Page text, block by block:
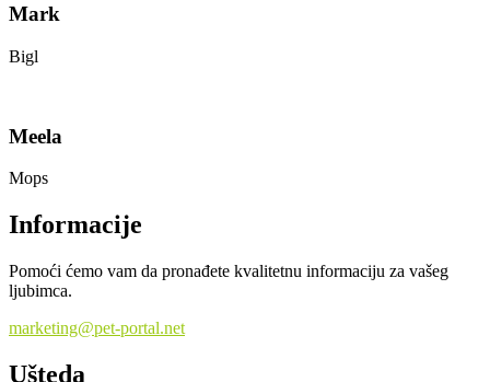
Mark
Bigl
Meela
Mops
Informacije
Pomoći ćemo vam da pronađete kvalitetnu informaciju za vašeg
ljubimca.
marketing@pet-portal.net
Ušteda